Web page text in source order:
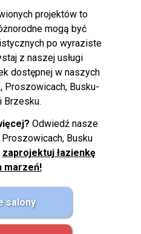
salony
Odwiedź nasze
Busku
zaprojektuj łazienkę
marzeń!
projektów to
mogą być
po wyraziste
z naszej usługi
dostępnej w naszych
Proszowicach, Busku-
Brzesku.